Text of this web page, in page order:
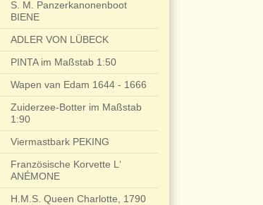
S. M. Panzerkanonenboot
BIENE
ADLER VON LÜBECK
PINTA im Maßstab 1:50
Wapen van Edam 1644 - 1666
Zuiderzee-Botter im Maßstab
1:90
Viermastbark PEKING
Französische Korvette L‘
ANÉMONE
H.M.S. Queen Charlotte, 1790